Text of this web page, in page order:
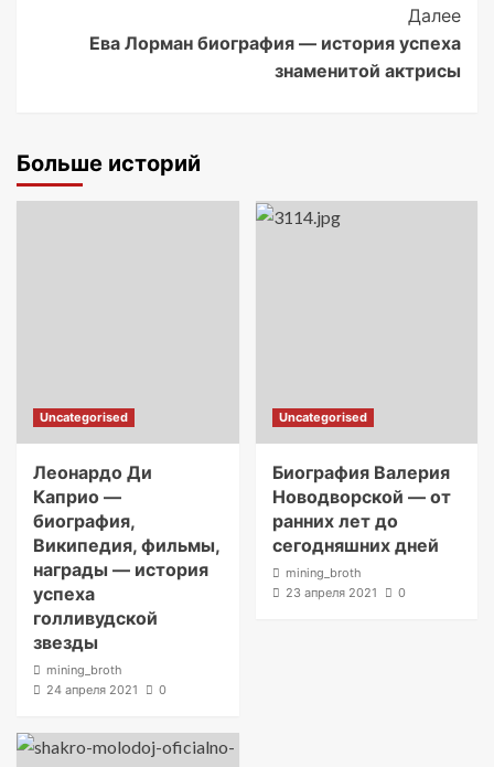
Далее
Ева Лорман биография — история успеха
знаменитой актрисы
Больше историй
Uncategorised
Леонардо Ди
Каприо —
биография,
Википедия, фильмы,
награды — история
успеха
голливудской
звезды
mining_broth
24 апреля 2021
0
Uncategorised
Биография Валерия
Новодворской — от
ранних лет до
сегодняшних дней
mining_broth
23 апреля 2021
0